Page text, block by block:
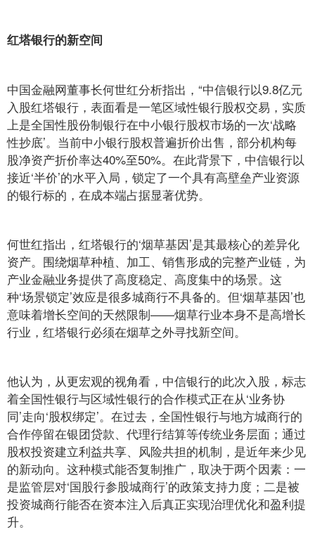
红塔银行的新空间
中国金融网董事长何世红分析指出，“中信银行以9.8亿元
入股红塔银行，表面看是一笔区域性银行股权交易，实质
上是全国性股份制银行在中小银行股权市场的一次‘战略
性抄底’。当前中小银行股权普遍折价出售，部分机构每
股净资产折价率达40%至50%。在此背景下，中信银行以
接近‘半价’的水平入局，锁定了一个具有高壁垒产业资源
的银行标的，在成本端占据显著优势。
何世红指出，红塔银行的‘烟草基因’是其最核心的差异化
资产。围绕烟草种植、加工、销售形成的完整产业链，为
产业金融业务提供了高度稳定、高度集中的场景。这
种‘场景锁定’效应是很多城商行不具备的。但‘烟草基因’也
意味着增长空间的天然限制——烟草行业本身不是高增长
行业，红塔银行必须在烟草之外寻找新空间。
他认为，从更宏观的视角看，中信银行的此次入股，标志
着全国性银行与区域性银行的合作模式正在从‘业务协
同’走向‘股权绑定’。在过去，全国性银行与地方城商行的
合作停留在银团贷款、代理行结算等传统业务层面；通过
股权投资建立利益共享、风险共担的机制，是近年来少见
的新动向。这种模式能否复制推广，取决于两个因素：一
是监管层对‘国股行参股城商行’的政策支持力度；二是被
投资城商行能否在资本注入后真正实现治理优化和盈利提
升。